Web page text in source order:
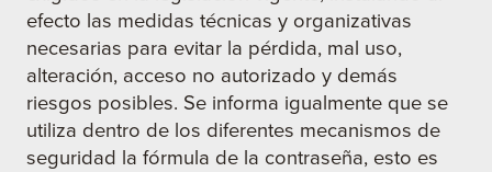
efecto las medidas técnicas y organizativas
necesarias para evitar la pérdida, mal uso,
alteración, acceso no autorizado y demás
riesgos posibles. Se informa igualmente que se
utiliza dentro de los diferentes mecanismos de
seguridad la fórmula de la contraseña, esto es